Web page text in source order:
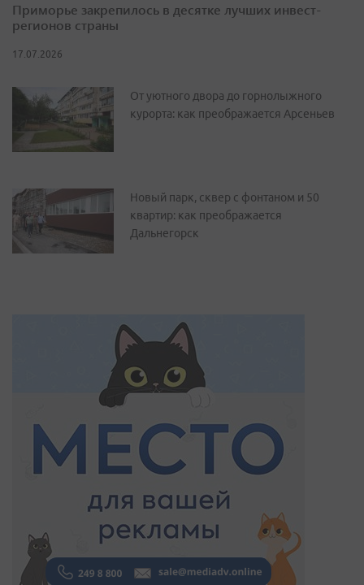
Приморье закрепилось в десятке лучших инвест-
регионов страны
17.07.2026
От уютного двора до горнолыжного
курорта: как преображается Арсеньев
Новый парк, сквер с фонтаном и 50
квартир: как преображается
Дальнегорск